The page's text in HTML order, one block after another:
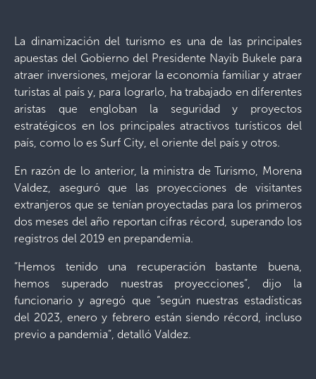
La dinamización del turismo es una de las principales
apuestas del Gobierno del Presidente Nayib Bukele para
atraer inversiones, mejorar la economía familiar y atraer
turistas al país y, para lograrlo, ha trabajado en diferentes
aristas que engloban la seguridad y proyectos
estratégicos en los principales atractivos turísticos del
país, como lo es Surf City, el oriente del país y otros.
En razón de lo anterior, la ministra de Turismo, Morena
Valdez, aseguró que las proyecciones de visitantes
extranjeros que se tenían proyectadas para los primeros
dos meses del año reportan cifras récord, superando los
registros del 2019 en prepandemia.
“Hemos tenido una recuperación bastante buena,
hemos superado nuestras proyecciones”, dijo la
funcionario y agregó que “según nuestras estadísticas
del 2023, enero y febrero están siendo récord, incluso
previo a pandemia”, detalló Valdez.